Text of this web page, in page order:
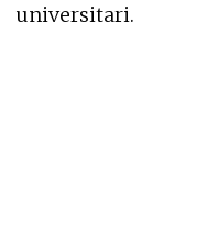
universitari.